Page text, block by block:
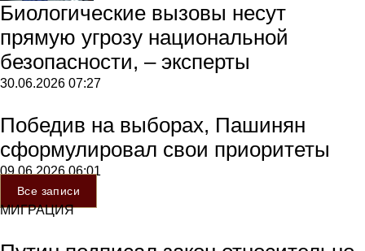
Биологические вызовы несут
прямую угрозу национальной
безопасности, – эксперты
30.06.2026 07:27
Победив на выборах, Пашинян
сформулировал свои приоритеты
09.06.202606:01
Все записи
МИГРАЦИЯ